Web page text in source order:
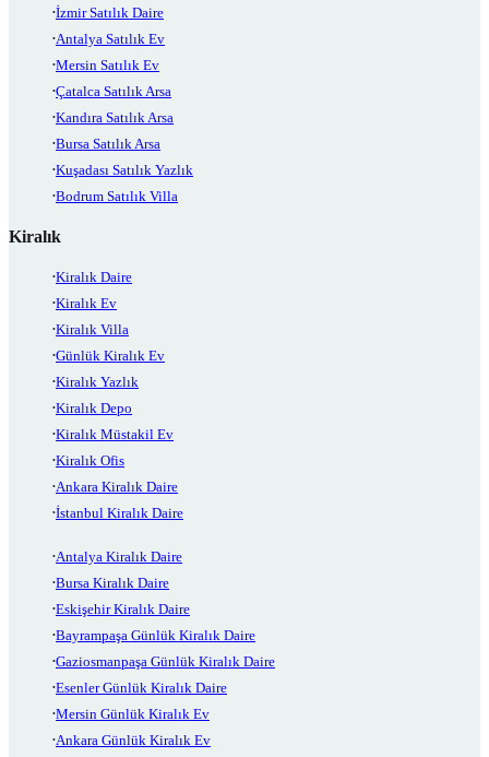
İzmir Satılık Daire
Antalya Satılık Ev
Mersin Satılık Ev
Çatalca Satılık Arsa
Kandıra Satılık Arsa
Bursa Satılık Arsa
Kuşadası Satılık Yazlık
Bodrum Satılık Villa
Kiralık
Kiralık Daire
Kiralık Ev
Kiralık Villa
Günlük Kiralık Ev
Kiralık Yazlık
Kiralık Depo
Kiralık Müstakil Ev
Kiralık Ofis
Ankara Kiralık Daire
İstanbul Kiralık Daire
Antalya Kiralık Daire
Bursa Kiralık Daire
Eskişehir Kiralık Daire
Bayrampaşa Günlük Kiralık Daire
Gaziosmanpaşa Günlük Kiralık Daire
Esenler Günlük Kiralık Daire
Mersin Günlük Kiralık Ev
Ankara Günlük Kiralık Ev